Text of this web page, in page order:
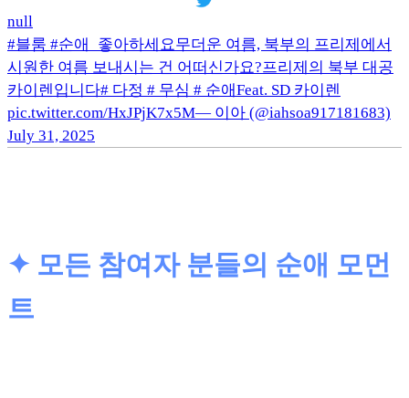
null
#블룸 #순애_좋아하세요무더운 여름, 북부의 프리제에서
시원한 여름 보내시는 건 어떠신가요?프리제의 북부 대공
카이렌입니다# 다정 # 무심 # 순애Feat. SD 카이렌
pic.twitter.com/HxJPjK7x5M— 이아 (@iahsoa917181683)
July 31, 2025
✦ 모든 참여자 분들의 순애 모먼
트